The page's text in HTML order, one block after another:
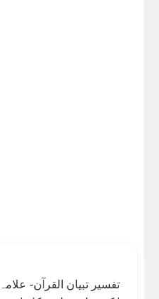
تفسیر تبیان القرآن-